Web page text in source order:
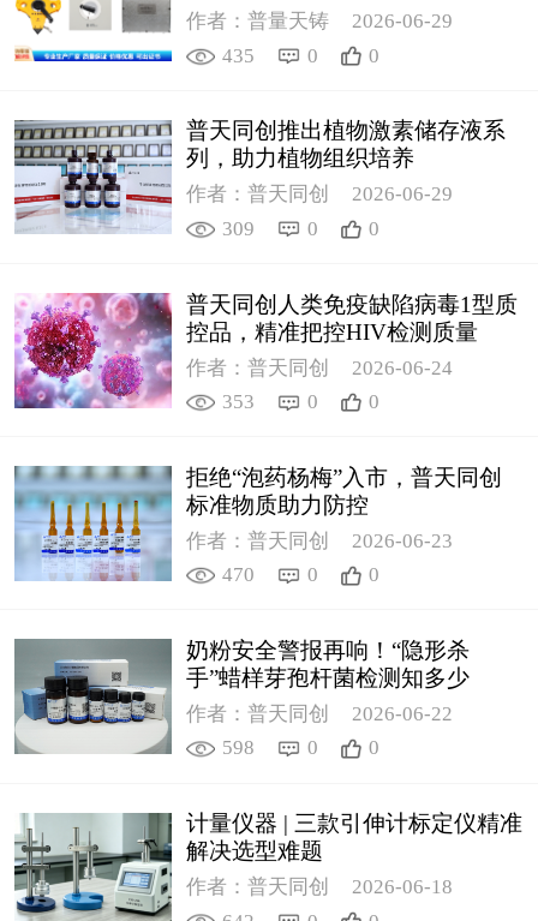
作者：普量天铸
2026-06-29
435
0 0
普天同创推出植物激素储存液系
列，助力植物组织培养
作者：普天同创
2026-06-29
309
0 0
普天同创人类免疫缺陷病毒1型质
控品，精准把控HIV检测质量
作者：普天同创
2026-06-24
353
0 0
拒绝“泡药杨梅”入市，普天同创
标准物质助力防控
作者：普天同创
2026-06-23
470
0 0
奶粉安全警报再响！“隐形杀
手”蜡样芽孢杆菌检测知多少
作者：普天同创
2026-06-22
598
0 0
计量仪器 | 三款引伸计标定仪精准
解决选型难题
作者：普天同创
2026-06-18